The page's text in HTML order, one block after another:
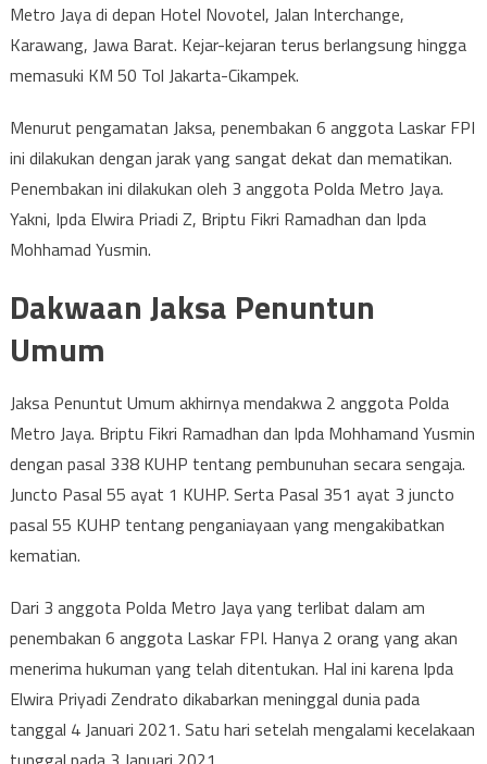
Metro Jaya di depan Hotel Novotel, Jalan Interchange,
Karawang, Jawa Barat. Kejar-kejaran terus berlangsung hingga
memasuki KM 50 Tol Jakarta-Cikampek.
Menurut pengamatan Jaksa, penembakan 6 anggota Laskar FPI
ini dilakukan dengan jarak yang sangat dekat dan mematikan.
Penembakan ini dilakukan oleh 3 anggota Polda Metro Jaya.
Yakni, Ipda Elwira Priadi Z, Briptu Fikri Ramadhan dan Ipda
Mohhamad Yusmin.
Dakwaan Jaksa Penuntun
Umum
Jaksa Penuntut Umum akhirnya mendakwa 2 anggota Polda
Metro Jaya. Briptu Fikri Ramadhan dan Ipda Mohhamand Yusmin
dengan pasal 338 KUHP tentang pembunuhan secara sengaja.
Juncto Pasal 55 ayat 1 KUHP. Serta Pasal 351 ayat 3 juncto
pasal 55 KUHP tentang penganiayaan yang mengakibatkan
kematian.
Dari 3 anggota Polda Metro Jaya yang terlibat dalam am
penembakan 6 anggota Laskar FPI. Hanya 2 orang yang akan
menerima hukuman yang telah ditentukan. Hal ini karena Ipda
Elwira Priyadi Zendrato dikabarkan meninggal dunia pada
tanggal 4 Januari 2021. Satu hari setelah mengalami kecelakaan